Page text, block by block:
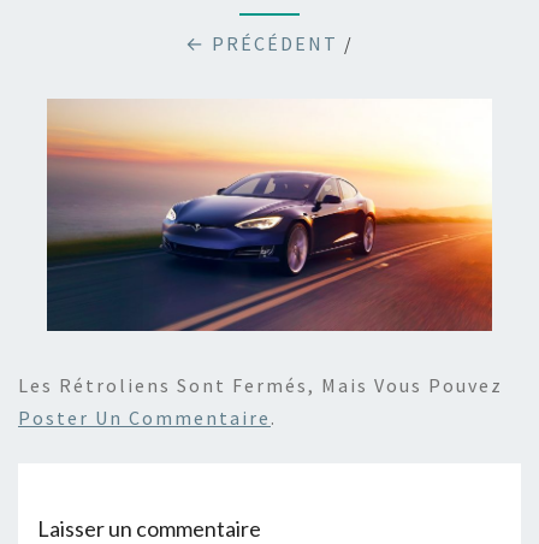
← PRÉCÉDENT /
Les Rétroliens Sont Fermés, Mais Vous Pouvez
Poster Un Commentaire .
Laisser un commentaire